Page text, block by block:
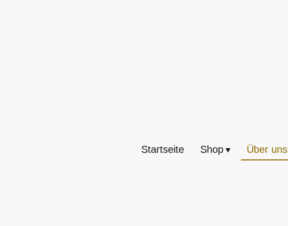
Startseite Shop Über uns